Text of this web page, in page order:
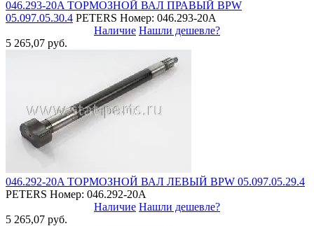
046.293-20A ТОРМОЗНОЙ ВАЛ ПРАВЫЙ BPW
05.097.05.30.4 PETERS Номер: 046.293-20A
Наличие Нашли дешевле?
5 265,07 руб.
046.292-20A ТОРМОЗНОЙ ВАЛ ЛЕВЫЙ BPW 05.097.05.29.4
PETERS Номер: 046.292-20A
Наличие Нашли дешевле?
5 265,07 руб.